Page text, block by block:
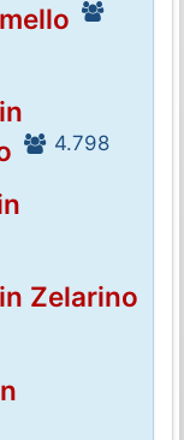
4.798
Zelarino